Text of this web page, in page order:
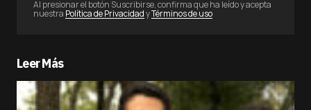
Al presionar el botón Suscribirse, confirma que ha leído y acepta
nuestra Política de PrivacidadyTérminos de uso
Leer Más